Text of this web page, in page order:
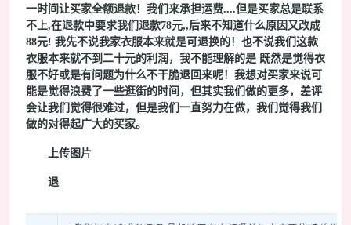
一时间让买家全额退款！我们来承担运费....但是买家总是联系
不上,在退款中要求我们退款78元,,后来不知道什么原因又改成
88元! 我先不说我家衣服本来就是可退换的！也不说我们这款
衣服本来就不到二十元的利润，我不能理解的是 既然是觉得衣
服不好或是有问题为什么不干脆退回来呢！我想对买家来说可
能是觉得浪费了一些逛街的时间，但其实我们做的更多，差评
会让我们觉得很难过，但是我们一直努力在做，我们觉得我们
做的对得起广大的买家。
上传图片
退